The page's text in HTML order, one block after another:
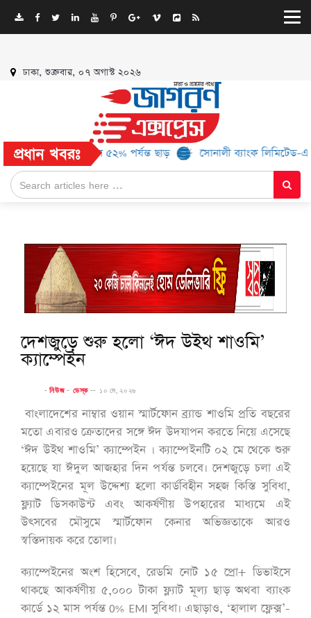
ঢাকা, শুক্রবার, ০৭ অগাস্ট ২০২৬
প্রধান খবরঃ
ব্র্যান্ড, মিলবে ৫২% পর্যন্ত ছাড় সোনালী ব্যাংক লিমিটেড-এর ‘কৃষক
দেশজুড়ে শুরু হলো ‘ঈদ উইথ শাওমি’
ক্যাম্পেইন
-নিউজ - ডেস্ক -- ১০ মে, ২০২৬
বাংলাদেশের নাম্বার ওয়ান স্মার্টফোন ব্র্যান্ড শাওমি প্রতি বছরের
মতো এবারও ক্রেতাদের সঙ্গে ঈদ উদযাপন করতে নিয়ে এসেছে
‘ঈদ উইথ শাওমি’ ক্যাম্পেইন । ক্যাম্পেইনটি ০২ মে থেকে শুরু
হয়েছে যা ঈদুল আজহার দিন পর্যন্ত চলবে। দেশজুড়ে চলা এই
ক্যাম্পেইনের মূল উদ্দেশ্য হলো কার্ডবিহীন সহজ কিস্তি সুবিধা,
ফ্ল্যাট ডিসকাউন্ট এবং আকর্ষণীয় উপহারের মাধ্যমে এই
উৎসবের মৌসুমে স্মার্টফোন কেনার অভিজ্ঞতাকে আরও
স্বস্তিদায়ক করে তোলা।
ক্যাম্পেইনের অংশ হিসেবে, রেডমি নোট ১৫ প্রো+ ডিভাইসে
থাকছে আকর্ষণীয় ৫,০০০ টাকা ফ্ল্যাট মূল্য ছাড় অথবা ব্যাংক
কার্ডে ১২ মাস পর্যন্ত 0% EMI সুবিধা। এছাড়াও, ‘হালাল ফ্লেক্স’-